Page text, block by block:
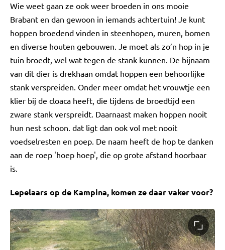
Wie weet gaan ze ook weer broeden in ons mooie
Brabant en dan gewoon in iemands achtertuin! Je kunt
hoppen broedend vinden in steenhopen, muren, bomen
en diverse houten gebouwen. Je moet als zo’n hop in je
tuin broedt, wel wat tegen de stank kunnen. De bijnaam
van dit dier is drekhaan omdat hoppen een behoorlijke
stank verspreiden. Onder meer omdat het vrouwtje een
klier bij de cloaca heeft, die tijdens de broedtijd een
zware stank verspreidt. Daarnaast maken hoppen nooit
hun nest schoon. dat ligt dan ook vol met nooit
voedselresten en poep. De naam heeft de hop te danken
aan de roep 'hoep hoep', die op grote afstand hoorbaar
is.
Lepelaars op de Kampina, komen ze daar vaker voor?